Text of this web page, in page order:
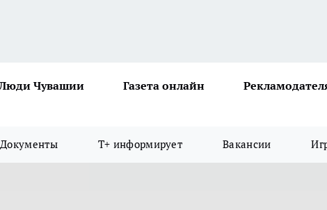
Чувашии Газета онлайн
Документы Т+ информирует Вакансии